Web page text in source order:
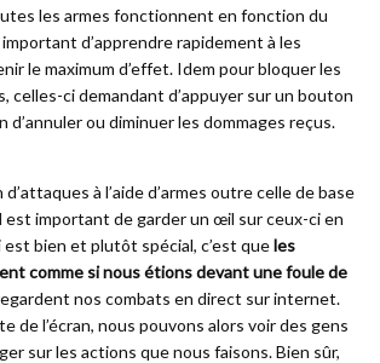
les armes fonctionnent en fonction du
d’apprendre rapidement à les
le maximum d’effet. Idem pour bloquer les
celles-ci demandant d’appuyer sur un bouton
d’annuler ou diminuer les dommages reçus.
à l’aide d’armes outre celle de base
est important de garder un œil sur ceux-ci en
bien et plutôt spécial, c’est queles
comme si nous étions devant une foule de
nos combats en direct sur internet.
de l’écran, nous pouvons alors voir des gens
sur les actions que nous faisons. Bien sûr,